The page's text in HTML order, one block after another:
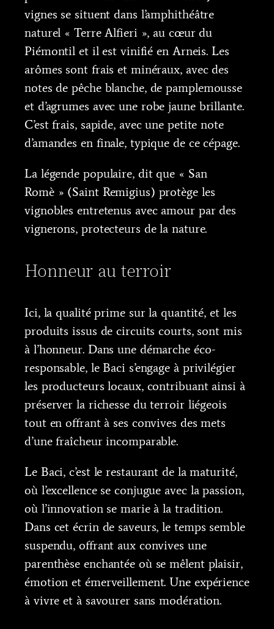
vignes se situent dans l’amphithéâtre
naturel « Terre Alfieri », au cœur du
Piémontil et il est vinifié en Arneis. Les
arômes sont frais et minéraux, avec des
notes de pêche blanche, de pamplemousse
et d’agrumes avec une robe jaune brillante.
C’est frais, sapide, avec une petite note
d’amandes en finale, typique de ce cépage.
La légende populaire, dit que « San
Romè » (Saint Remigius) protège les
vignobles entretenus avec amour par des
vignerons, protecteurs de la nature.
Honneur au terroir
Ici, la qualité prime sur la quantité, et les
produits issus de circuits courts, sont mis
à l’honneur. Dans une démarche éco-
responsable, le Baci s’engage à privilégier
les producteurs locaux, contribuant ainsi à
préserver la richesse du terroir liégeois
tout en offrant à ses convives des mets
d’une fraîcheur incomparable.
Le Baci, c’est le restaurant de la maturité,
où l’excellence se conjugue avec la passion,
où l’innovation se marie à la tradition.
Dans cet écrin de saveurs, le temps semble
suspendu, offrant aux convives une
parenthèse enchantée où se mêlent plaisir,
émotion et émerveillement. Une expérience
à vivre et à savourer sans modération.